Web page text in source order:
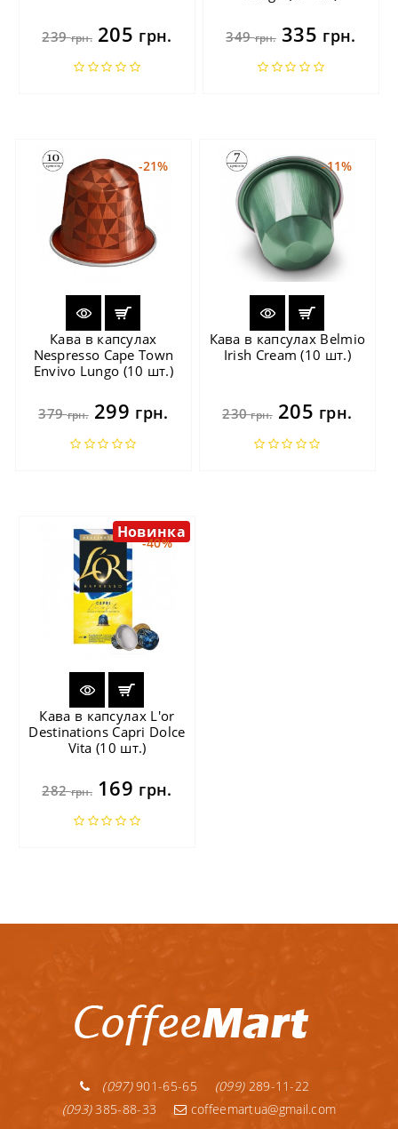
239грн.205 грн. 349грн.335 грн.
-21%
Кава в капсулах
Nespresso Cape Town
Envivo Lungo (10 шт.)
379грн.299 грн.
-11%
Кава в капсулах Belmio
Irish Cream (10 шт.)
230грн.205 грн.
-40%
Новинка
Кава в капсулах L'or
Destinations Capri Dolce
Vita (10 шт.)
282грн.169 грн.
(097)901-65-65 (099)289-11-22
(093)385-88-33 coffeemartua@gmail.com